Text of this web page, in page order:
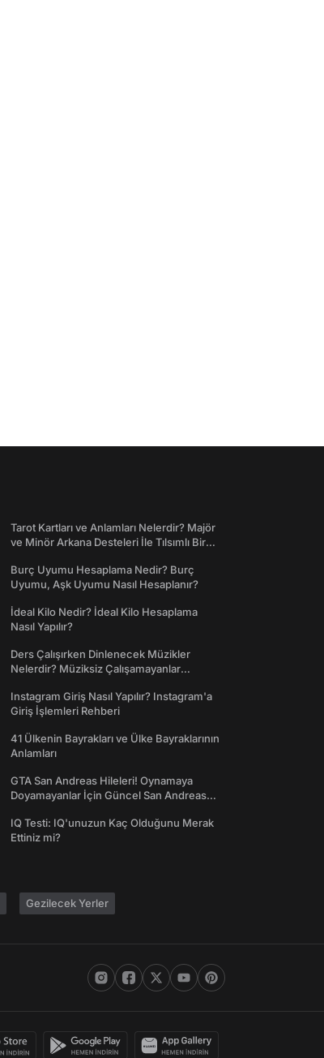
Tarot Kartları ve Anlamları Nelerdir? Majör
ve Minör Arkana Desteleri İle Tılsımlı Bir
Burç Uyumu Hesaplama Nedir? Burç
Uyumu, Aşk Uyumu Nasıl Hesaplanır?
İdeal Kilo Nedir? İdeal Kilo Hesaplama
Nasıl Yapılır?
Ders Çalışırken Dinlenecek Müzikler
Nelerdir? Müziksiz Çalışamayanlar
Instagram Giriş Nasıl Yapılır? Instagram'a
Giriş İşlemleri Rehberi
41 Ülkenin Bayrakları ve Ülke Bayraklarının
Anlamları
GTA San Andreas Hileleri! Oynamaya
Doyamayanlar İçin Güncel San Andreas
IQ Testi: IQ'unuzun Kaç Olduğunu Merak
Ettiniz mi?
Gezilecek Yerler